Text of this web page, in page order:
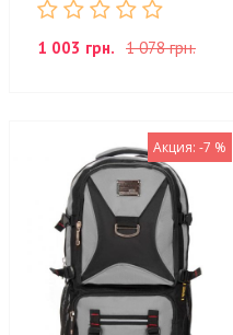
1 003 грн. 1 078 грн.
Акция: -7 %